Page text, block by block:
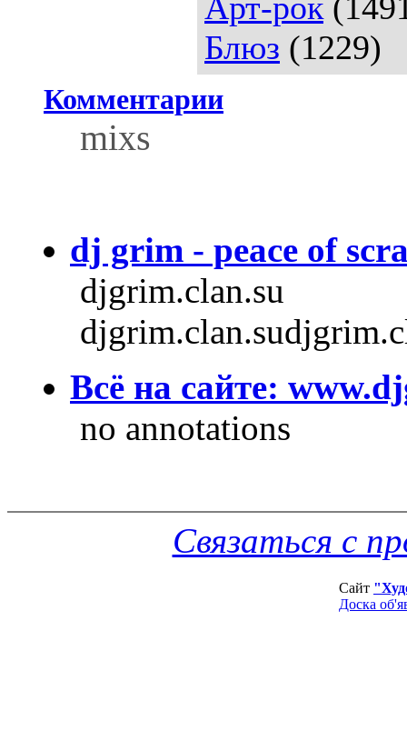
Блюз (1229)
Комментарии
mixs
dj grim - peace of
djgrim.clan.su
Всё на сайте:
no annotations
Связаться с
Сайт
Доска